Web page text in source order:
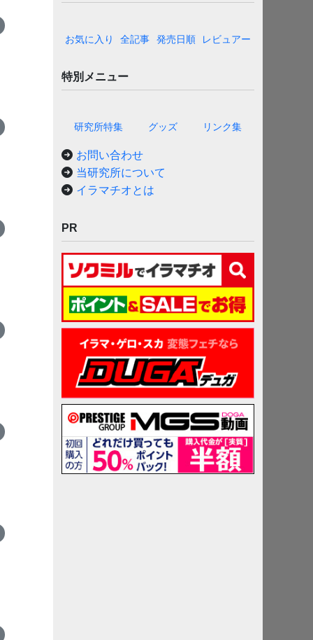
お気に入り 全記事 発売日順 レビュアー
特別メニュー
研究所特集 グッズ リンク集
お問い合わせ
当研究所について
イラマチオとは
PR